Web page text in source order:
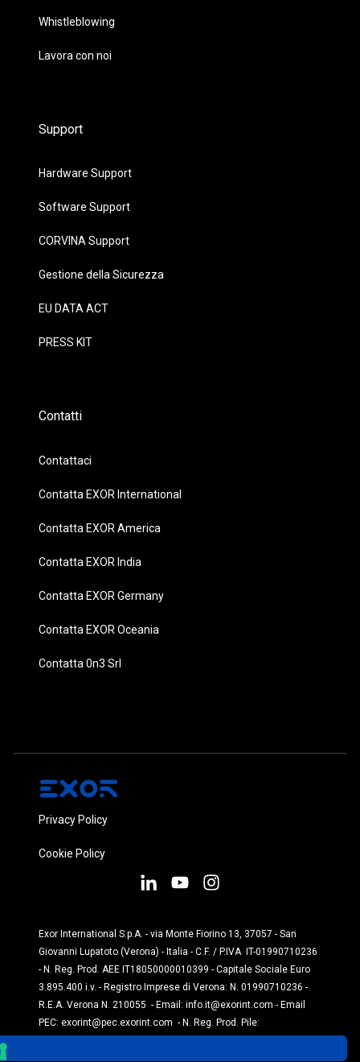
Whistleblowing
Lavora con noi
Support
Hardware Support
Software Support
CORVINA Support
Gestione della Sicurezza
EU DATA ACT
PRESS KIT
Contatti
Contattaci
Contatta EXOR International
Contatta EXOR America
Contatta EXOR India
Contatta EXOR Germany
Contatta EXOR Oceania
Contatta 0n3 Srl
Privacy Policy
Cookie Policy
Exor International S.p.A. - via Monte Fiorino 13, 37057 - San
Giovanni Lupatoto (Verona) - Italia - C.F. / P.IVA IT-01990710236
- N. Reg. Prod. AEE IT18050000010399 - Capitale Sociale Euro
3.895.400 i.v. - Registro Imprese di Verona: N. 01990710236 -
R.E.A. Verona N. 210055 - Email: info.it@exorint.com - Email
PEC: exorint@pec.exorint.com - N. Reg. Prod. Pile: